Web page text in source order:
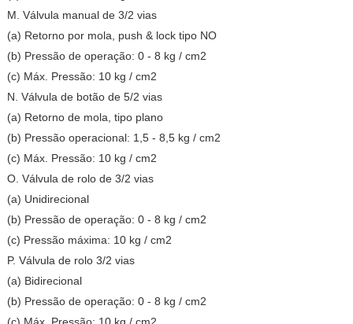
M. Válvula manual de 3/2 vias
(a) Retorno por mola, push & lock tipo NO
(b) Pressão de operação: 0 - 8 kg / cm2
(c) Máx. Pressão: 10 kg / cm2
N. Válvula de botão de 5/2 vias
(a) Retorno de mola, tipo plano
(b) Pressão operacional: 1,5 - 8,5 kg / cm2
(c) Máx. Pressão: 10 kg / cm2
O. Válvula de rolo de 3/2 vias
(a) Unidirecional
(b) Pressão de operação: 0 - 8 kg / cm2
(c) Pressão máxima: 10 kg / cm2
P. Válvula de rolo 3/2 vias
(a) Bidirecional
(b) Pressão de operação: 0 - 8 kg / cm2